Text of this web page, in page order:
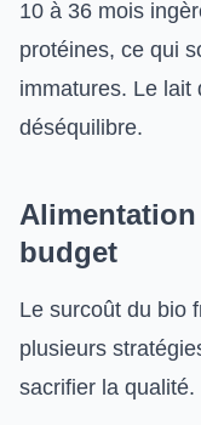
10 à 36 mois
protéines, ce qui
immatures. Le lait
déséquilibre.
budget
Le surcoût du bio
plusieurs
sacrifier la qualité.